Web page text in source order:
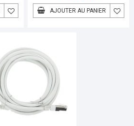
AJOUTER AU PANIER